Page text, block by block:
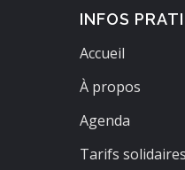
INFOS
Accueil
À propos
Agenda
Tarifs solidaires